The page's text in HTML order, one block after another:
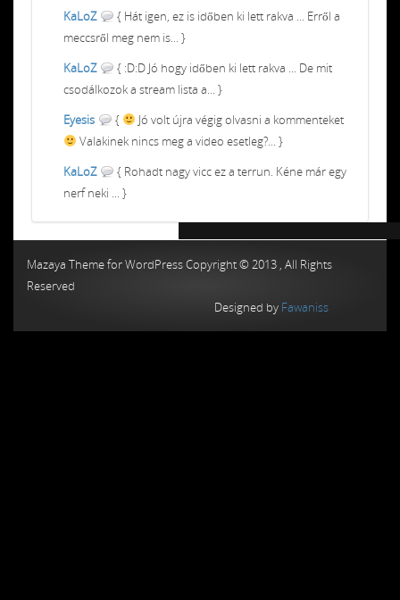
KaLoZ
{ Hát igen, ez is időben ki lett rakva ... Erről a
meccsről meg nem is... }
KaLoZ
{ :D:D Jó hogy időben ki lett rakva ... De mit
csodálkozok a stream lista a... }
Eyesis
{
Jó volt újra végig olvasni a kommenteket
Valakinek nincs meg a video esetleg?... }
KaLoZ
{ Rohadt nagy vicc ez a terrun. Kéne már egy
nerf neki ... }
Mazaya Theme for WordPress Copyright © 2013 , All Rights
Reserved
Designed by Fawaniss